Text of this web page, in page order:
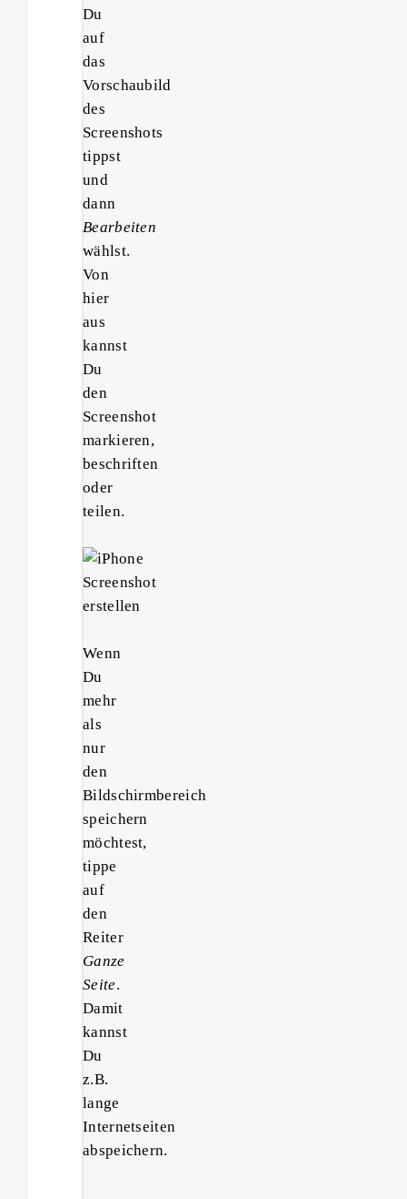
Du
auf
das
Vorschaubild
des
Screenshots
tippst
und
dann
Bearbeiten
wählst.
Von
hier
aus
kannst
Du
den
Screenshot
markieren,
beschriften
oder
teilen.
Wenn
Du
mehr
als
nur
den
Bildschirmbereich
speichern
möchtest,
tippe
auf
den
Reiter
Ganze
Seite.
Damit
kannst
Du
z.B.
lange
Internetseiten
abspeichern.